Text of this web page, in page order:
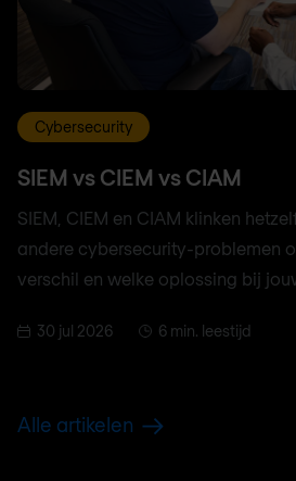
Cybersecurity
SIEM vs CIEM vs CIAM
SIEM, CIEM en CIAM klinken
andere cybersecurity-problemen
verschil en welke oplossing bij
30 jul 2026 6 min. leestijd
Alle artikelen